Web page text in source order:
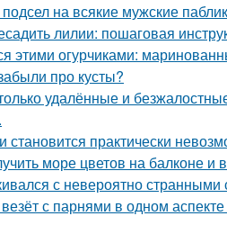
на всякие мужские
лилии: пошаговая
этими огурчиками:
про кусты?
удалённые и
практически
море цветов на балконе и
с невероятно странными
с парнями в одном